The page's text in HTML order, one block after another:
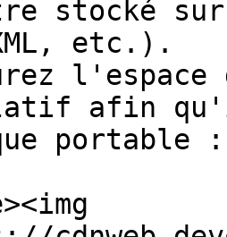
stocké
etc.).
afin
portable